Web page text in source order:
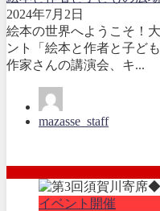
2024年7月2日
絵本の世界へようこそ！
ント「絵本と作者と子ど
作家さんの講演会、キ...
mazasse_staff
イベント開催